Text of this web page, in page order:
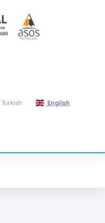
Turkish English